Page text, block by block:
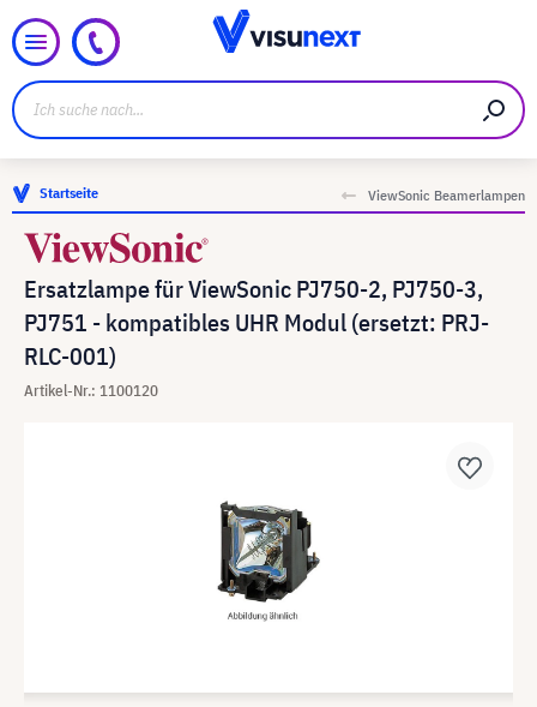
Startseite ViewSonic Beamerlampen
Ersatzlampe für ViewSonic PJ750-2, PJ750-3,
PJ751 - kompatibles UHR Modul (ersetzt: PRJ-
RLC-001)
Artikel-Nr.: 1100120